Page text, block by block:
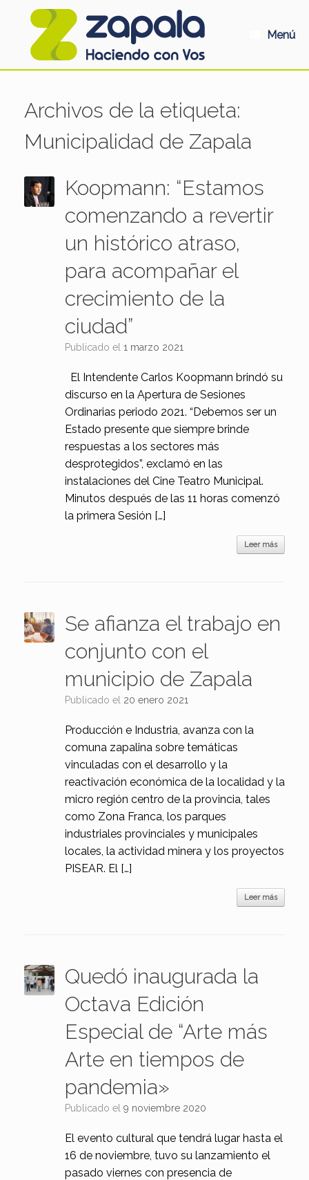
Menú
Archivos de la etiqueta:
Municipalidad de Zapala
Koopmann: “Estamos
comenzando a revertir
un histórico atraso,
para acompañar el
crecimiento de la
ciudad”
Publicado el 1 marzo 2021
El Intendente Carlos Koopmann brindó su
discurso en la Apertura de Sesiones
Ordinarias periodo 2021. “Debemos ser un
Estado presente que siempre brinde
respuestas a los sectores más
desprotegidos”, exclamó en las
instalaciones del Cine Teatro Municipal.
Minutos después de las 11 horas comenzó
la primera Sesión […]
Leer más
Se afianza el trabajo en
conjunto con el
municipio de Zapala
Publicado el 20 enero 2021
Producción e Industria, avanza con la
comuna zapalina sobre temáticas
vinculadas con el desarrollo y la
reactivación económica de la localidad y la
micro región centro de la provincia, tales
como Zona Franca, los parques
industriales provinciales y municipales
locales, la actividad minera y los proyectos
PISEAR. El […]
Leer más
Quedó inaugurada la
Octava Edición
Especial de “Arte más
Arte en tiempos de
pandemia»
Publicado el 9 noviembre 2020
El evento cultural que tendrá lugar hasta el
16 de noviembre, tuvo su lanzamiento el
pasado viernes con presencia de